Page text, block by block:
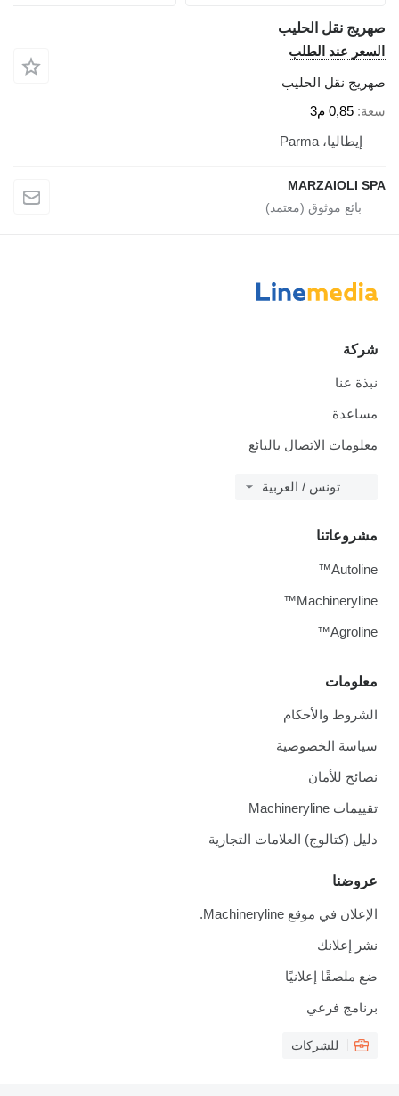
صهريج نقل الحليب
السعر عند الطلب
صهريج نقل الحليب
سعة 0,85 م3
إيطاليا، Parma
MARZAIOLI SPA
شركة
نبذة عنا
مساعدة
معلومات الاتصال بالبائع
تونس / العربية
معلومات
الشروط والأحكام
سياسة الخصوصية
نصائح للأمان
تقييمات Machineryline
دليل (كتالوج) العلامات التجارية
عروضنا
الإعلان في موقع Machineryline.
نشر إعلانك
ضع ملصقًا إعلانيًا
برنامج فرعي
للشركات
مشروعاتنا
Autoline™
Machineryline™
Agroline™